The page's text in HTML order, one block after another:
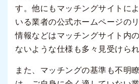
す。他にもマッチングサイトに
いる業者の公式ホームページの
情報などはマッチングサイト内
ないような仕様も多々見受けられ
また、マッチングの基準も不明